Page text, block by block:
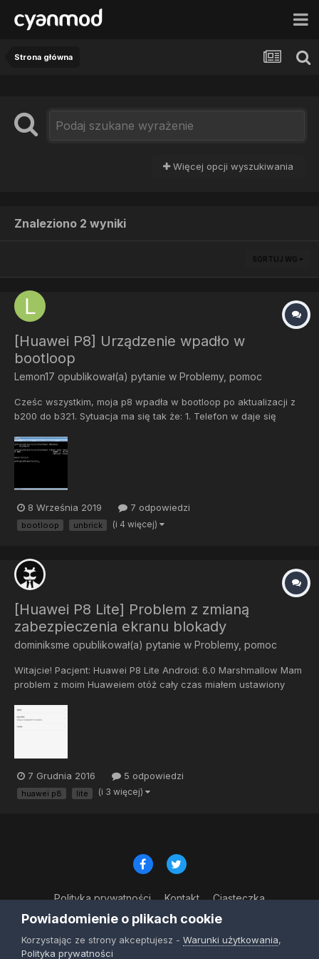
Strona główna
Więcej opcji wyszukiwania
Znaleziono 2 wyniki
SORTUJ WG
[Huawei P8] Urządzenie wpadło w
bootloop
Lemon17 opublikował(a) pytanie w Problemy, pomoc
Cześc wszystkim, moja p8 wpadła w bootloop po aktualizacji z
b200 do b321. Sytuacja ma się tak że: 1. Telefon w daje się
pod nim na zielono) 2. Tryb recovery nie jest możliwy do
odpalenia kombinacją przycisków bo telefon...
8 Września 2019 7 odpowiedzi
bootloop unbrick (i 4 więcej)
[Huawei P8 Lite] Problem z zmianą
zabezpieczenia ekranu blokady
dominiksme opublikował(a) pytanie w Problemy, pomoc
Witajcie! Pacjent: Huawei P8 Lite Android: 6.0 Marshmallow Mam
problem z moim Huaweiem otóż cały czas miałem ustawiony
"wyłączone przez administratora lub ze względu na zasady
szyfrowania lub magazyn danych logowania" w...
7 Grudnia 2016 5 odpowiedzi
huawei p8 lite (i 3 więcej)
Polityka prywatności Kontakt Ciasteczka
© Copyright 2023
Powered by Invision Community
Powiadomienie o plikach cookie
Korzystając ze strony akceptujesz - Warunki użytkowania,
Polityka prywatności